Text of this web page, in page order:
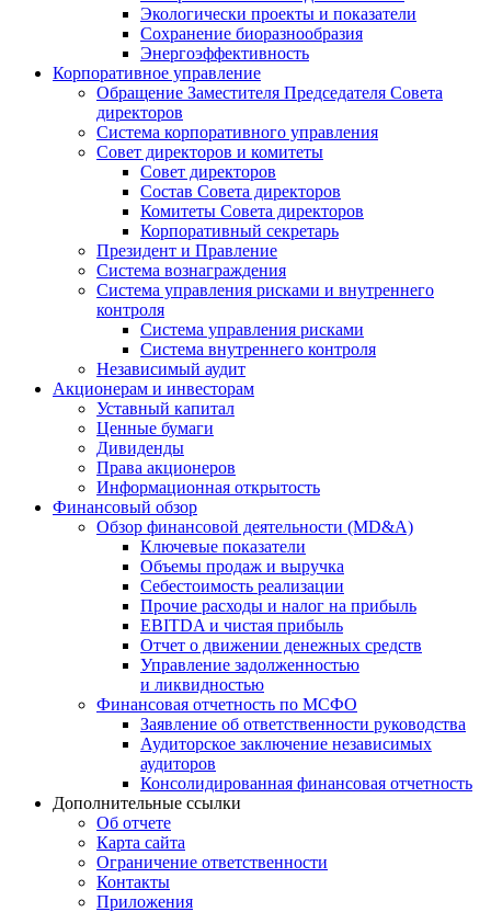
Экологически проекты и показатели
Сохранение биоразнообразия
Энергоэффективность
Корпоративное управление
Обращение Заместителя Председателя Совета
директоров
Система корпоративного управления
Совет директоров и комитеты
Совет директоров
Состав Совета директоров
Комитеты Совета директоров
Корпоративный секретарь
Президент и Правление
Система вознаграждения
Система управления рисками и внутреннего
контроля
Система управления рисками
Система внутреннего контроля
Независимый аудит
Акционерам и инвесторам
Уставный капитал
Ценные бумаги
Дивиденды
Права акционеров
Информационная открытость
Финансовый обзор
Обзор финансовой деятельности (MD&A)
Ключевые показатели
Объемы продаж и выручка
Себестоимость реализации
Прочие расходы и налог на прибыль
EBITDA и чистая прибыль
Отчет о движении денежных средств
Управление задолженностью
и ликвидностью
Финансовая отчетность по МСФО
Заявление об ответственности руководства
Аудиторское заключение независимых
аудиторов
Консолидированная финансовая отчетность
Дополнительные ссылки
Об отчете
Карта сайта
Ограничение ответственности
Контакты
Приложения